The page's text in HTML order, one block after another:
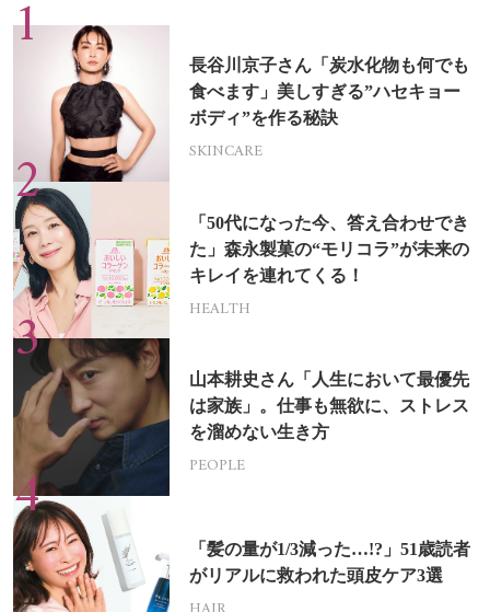
長谷川京子さん「炭水化物も何でも
食べます」美しすぎる”ハセキョー
ボディ”を作る秘訣
SKINCARE
「50代になった今、答え合わせでき
た」森永製菓の“モリコラ”が未来の
キレイを連れてくる！
HEALTH
山本耕史さん「人生において最優先
は家族」。仕事も無欲に、ストレス
を溜めない生き方
PEOPLE
「髪の量が1/3減った…!?」51歳読者
がリアルに救われた頭皮ケア3選